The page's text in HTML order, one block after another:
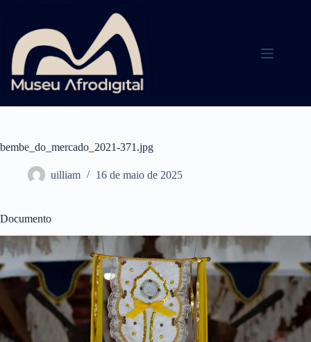
conteúdo
bembe_do_mercado_2021-371.jpg
uilliam 16 de maio de 2025
Documento